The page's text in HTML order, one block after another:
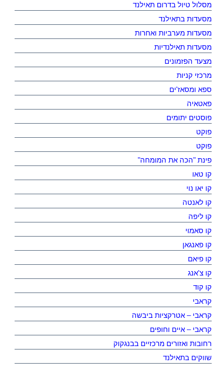
מסלול טיול בדרום תאילנד
מסעדות בתאילנד
מסעדות מערביות ואחרות
מסעדות תאילנדיות
מצעד הפזמונים
מרכזי קניות
ספא ומסאז'ים
פאטאיה
פוסטים יתומים
פוקט
פוקט
פינת "הכה את המומחה"
קו טאו
קו יאו נוי
קו לאנטה
קו ליפה
קו סאמוי
קו פאנגאן
קו פיאם
קו צ'אנג
קו קוד
קראבי
קראבי – אטרקציות ביבשה
קראבי – איים וחופים
רחובות ואזורים מרכזיים בבנגקוק
שווקים בתאילנד